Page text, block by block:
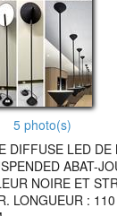
5 photo(s)
DIFFUSE LED DE
ABAT-
NOIRE ET
LONGUEUR :